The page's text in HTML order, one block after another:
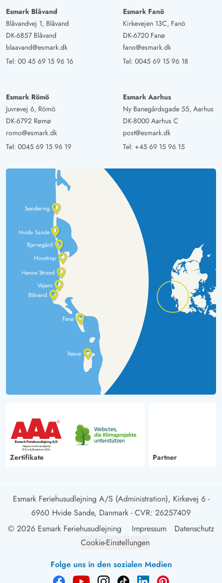
Esmark Blåvand
Blåvandvej 1, Blåvand
DK-6857 Blåvand
blaavand@esmark.dk
Tel: 00 45 69 15 96 16
Esmark Fanö
Kirkevejen 13C, Fanö
DK-6720 Fanø
fano@esmark.dk
Tel: 0045 69 15 96 18
Esmark Römö
Juvrevej 6, Römö
DK-6792 Rømø
romo@esmark.dk
Tel: 0045 69 15 96 19
Esmark Aarhus
Ny Banegårdsgade 55, Aarhus
DK-8000 Aarhus C
post@esmark.dk
Tel: +45 69 15 96 15
Zertifikate Partner
Esmark Feriehusudlejning A/S (Administration), Kirkevej 6 -
6960 Hvide Sande, Danmark - CVR: 26257409
© 2026 Esmark Feriehusudlejning
Impressum
Datenschutz
Cookie-Einstellungen
Folge uns in den sozialen Medien